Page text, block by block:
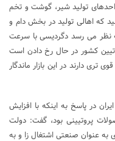
تولید شیر، گوشت و تخم
که اهالی تولید در بخش دام و
نظر می رسد دگردیسی با سرعت
کشور در حال رخ دادن است
تری دارند در این بازار ماندگار
در پاسخ به اینکه با افزایش
پروتیینی بود، گفت: دولت
به عنوان صنعتی اشتغال زا و به